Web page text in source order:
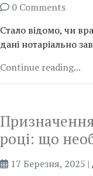
0 Comments
Стало відомо, чи
дані нотаріально
Continue reading...
Призначення
році: що
17 Березня, 2025 |